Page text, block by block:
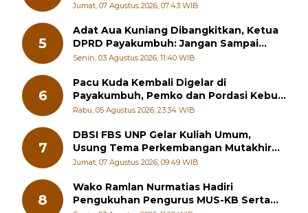
5
DPRD Payakumbuh: Jangan Sampai
Generasi Muda Hilang Jati Diri
Senin, 03 Agustus 2026, 11:40 WIB
6
Payakumbuh, Pemko dan Pordasi Kebut
Persiapan!
Rabu, 05 Agustus 2026, 23:34 WIB
7
Usung Tema Perkembangan Mutakhir
Sastra Dunia
Jumat, 07 Agustus 2026, 09:49 WIB
8
Pengukuhan Pengurus MUS-KB Serta
LMKB Periode 2026-2031,
Senin, 03 Agustus 2026, 11:29 WIB